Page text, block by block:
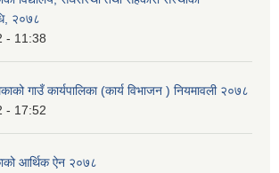
२०७८
- 11:38
गाउँ कार्यपालिका (कार्य विभाजन ) नियमावली २०७८
- 17:52
आर्थिक ऐन २०७८